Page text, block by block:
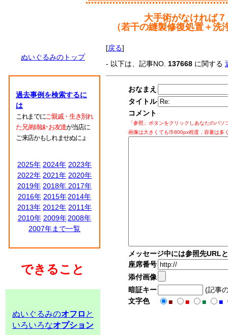
大手術がなければ
（若干の縫製修復処置＋
ぬいぐるみのトップ
過去事例を検索するに
は
これまでにご親戚・生き別れ
た兄弟姉妹･お友達が当店に
ご来店かもしれませぬにょ
2025年 2024年 2023年
2022年 2021年 2020年
2019年 2018年 2017年
2016年 2015年 2014年
2013年 2012年 2011年
2010年 2009年 2008年
2007年まで一覧
できること
ぬいぐるみのオフロ と
いろいろなオプション
[戻る]
- 以下は、記事NO. 137668 に関する
おなまえ
タイトル
コメント
「参照」ボタンをクリックしあなたのパ
画像は大きくても巾800px程度，容量は多
メッセージ中には参照先URL
座席番号
添付画像
暗証キー
(記事
文字色
■ ■ ■ ■